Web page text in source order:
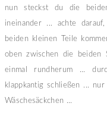
nun steckst du die
ineinander ... achte
beiden kleinen Teile
oben zwischen die beiden
einmal rundherum ...
klappkantig schließen ...
Wäschesäckchen ...